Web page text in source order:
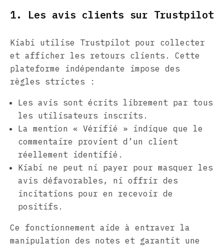
1. Les avis clients sur Trustpilot
Kiabi utilise Trustpilot pour collecter
et afficher les retours clients. Cette
plateforme indépendante impose des
règles strictes :
Les avis sont écrits librement par tous
les utilisateurs inscrits.
La mention « Vérifié » indique que le
commentaire provient d’un client
réellement identifié.
Kiabi ne peut ni payer pour masquer les
avis défavorables, ni offrir des
incitations pour en recevoir de
positifs.
Ce fonctionnement aide à entraver la
manipulation des notes et garantit une